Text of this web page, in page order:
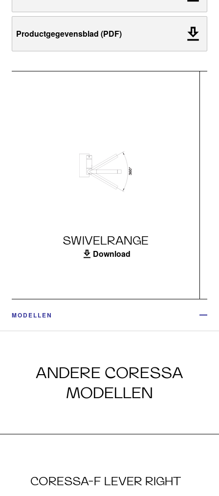
Productgegevensblad (PDF)
SWIVELRANGE
Download
MODELLEN
ANDERE CORESSA
MODELLEN
CORESSA-F LEVER RIGHT